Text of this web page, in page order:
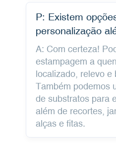
P: Existem
personalização
A: Com certeza!
estampagem a
localizado, relevo e
Também podemos
de substratos para
além de recortes,
alças e fitas.